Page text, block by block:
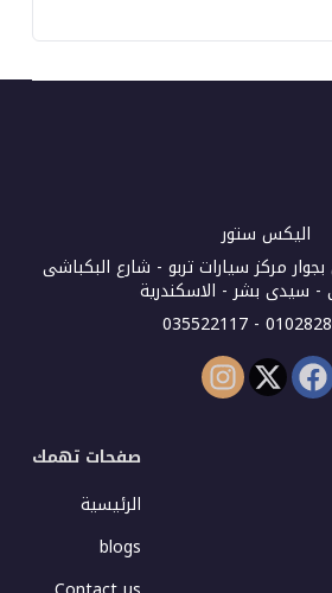
اليكس ستور
مركز سيارات تربو - شارع البكباشى
- سيدى بشر - الاسكندرية
01028280010 -
صفحات تهمك
الرئيسية
blogs